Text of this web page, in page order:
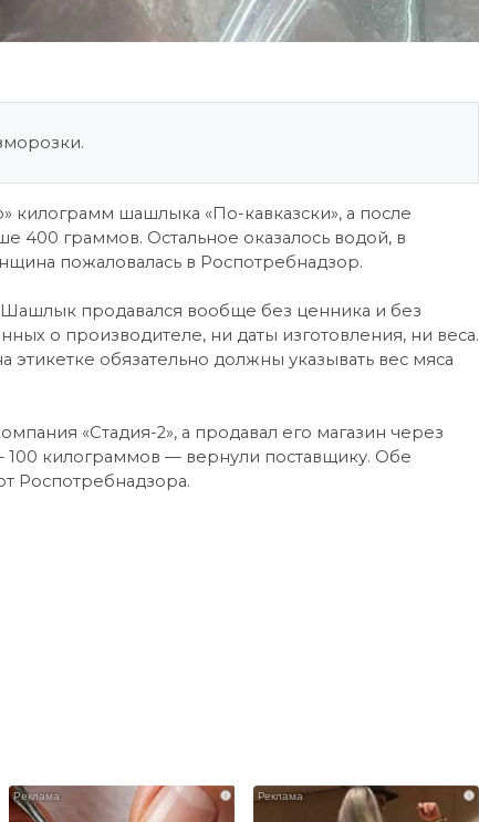
килограмм шашлыка «По-кавказски», а после
400 граммов. Остальное оказалось водой, в
пожаловалась в Роспотребнадзор.
продавался вообще без ценника и без
о производителе, ни даты изготовления, ни веса.
обязательно должны указывать вес мяса
«Стадия-2», а продавал его магазин через
килограммов — вернули поставщику. Обе
Роспотребнадзора.
i i